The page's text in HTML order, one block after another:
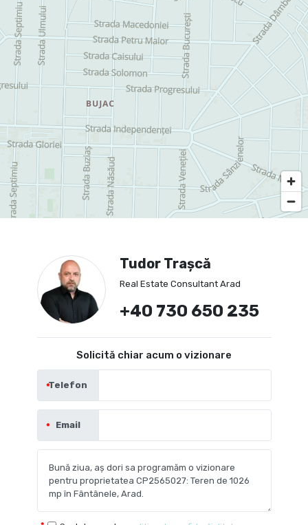
Tudor Trașcă
Real Estate Consultant Arad
+40 730 650 235
Solicită chiar acum o vizionare
Telefon
Email